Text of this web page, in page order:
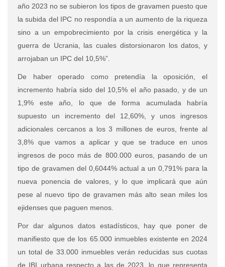
año 2023 no se subieron los tipos de gravamen puesto que
la subida del IPC no respondía a un aumento de la riqueza
sino a un empobrecimiento por la crisis energética y la
guerra de Ucrania, las cuales distorsionaron los datos, y
arrojaban un IPC del 10,5%”.
De haber operado como pretendía la oposición, el
incremento habría sido del 10,5% el año pasado, y de un
1,9% este año, lo que de forma acumulada habría
supuesto un incremento del 12,60%, y unos ingresos
adicionales cercanos a los 3 millones de euros, frente al
3,8% que vamos a aplicar y que se traduce en unos
ingresos de poco más de 800.000 euros, pasando de un
tipo de gravamen del 0,6044% actual a un 0,791% para la
nueva ponencia de valores, y lo que implicará que aún
pese al nuevo tipo de gravamen más alto sean miles los
ejidenses que paguen menos.
Por dar algunos datos estadísticos, hay que poner de
manifiesto que de los 65.000 inmuebles existente en 2024
un total de 33.000 inmuebles verán reducidas sus cuotas
de IBI urbana respecto a las de 2023, lo que representa